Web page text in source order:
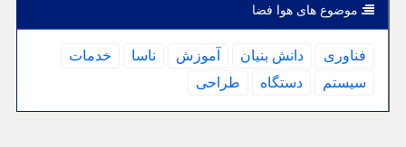
موضوع های هوا فضا
فناوری دانش بنیان آموزش ناسا
خدمات
سیستم
دستگاه طراحی